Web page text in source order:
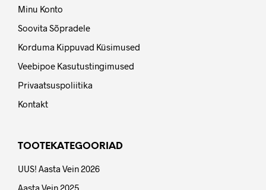
Minu Konto
Soovita Sõpradele
Korduma Kippuvad Küsimused
Veebipoe Kasutustingimused
Privaatsuspoliitika
Kontakt
TOOTEKATEGOORIAD
UUS! Aasta Vein 2026
Aasta Vein 2025